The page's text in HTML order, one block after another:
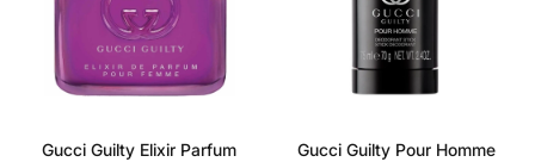
Gucci Guilty Elixir Parfum
Gucci Guilty Pour Homme